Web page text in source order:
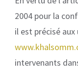
2004 pour la
il est précisé
intervenants